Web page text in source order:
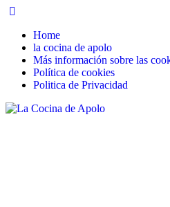
Skip
contentHome
la cocina de apolo
Más información sobre las
Política de cookies
Politica de Privacidad